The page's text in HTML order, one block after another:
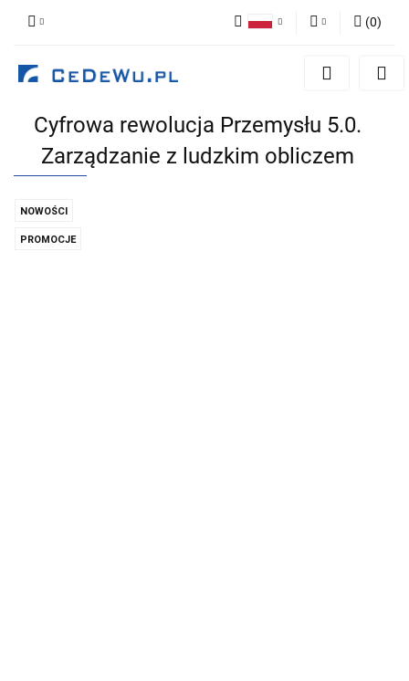
Zaloguj się
Dodaj zgłoszenie
Zgody cookies
(0)
Cyfrowa rewolucja Przemysłu 5.0.
Zarządzanie z ludzkim obliczem
NOWOŚCI
PROMOCJE